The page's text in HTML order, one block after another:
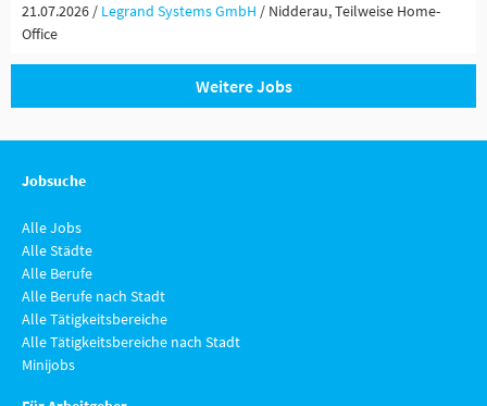
21.07.2026 / Legrand Systems GmbH / Nidderau, Teilweise Home-
Office
Weitere Jobs
Jobsuche
Alle Jobs
Alle Städte
Alle Berufe
Alle Berufe nach Stadt
Alle Tätigkeitsbereiche
Alle Tätigkeitsbereiche nach Stadt
Minijobs